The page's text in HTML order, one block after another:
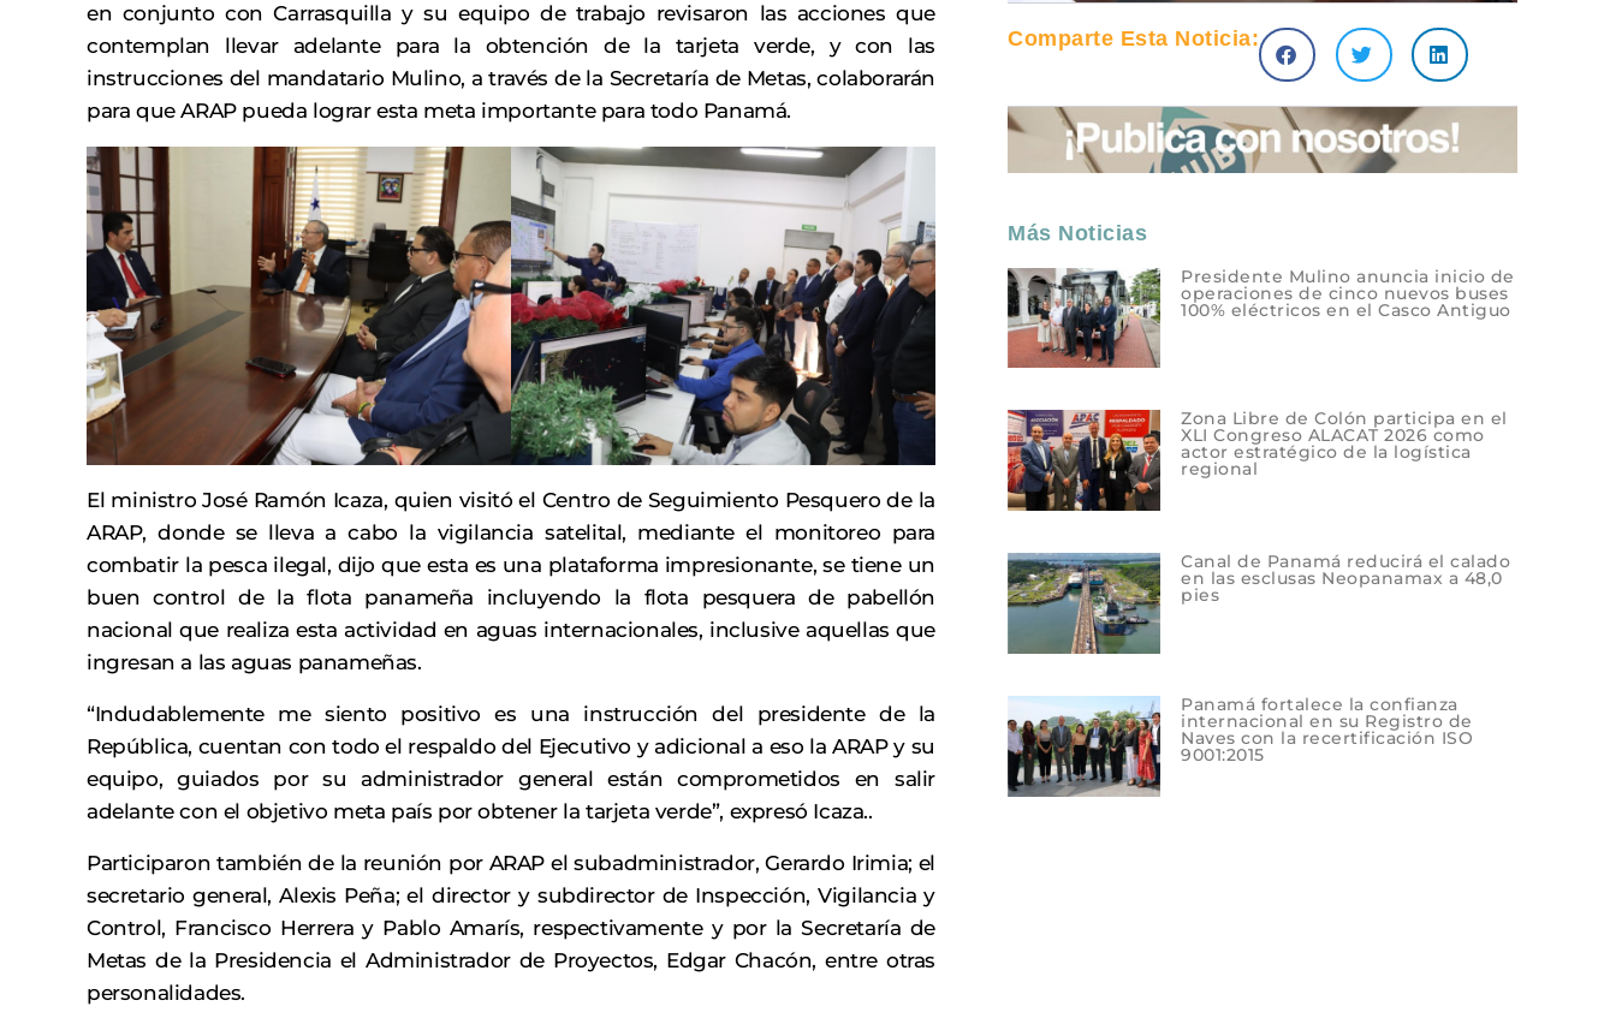
en conjunto con Carrasquilla y su equipo de trabajo revisaron las acciones que
contemplan llevar adelante para la obtención de la tarjeta verde, y con las
instrucciones del mandatario Mulino, a través de la Secretaría de Metas, colaborarán
para que ARAP pueda lograr esta meta importante para todo Panamá.
El ministro José Ramón Icaza, quien visitó el Centro de Seguimiento Pesquero de la
ARAP, donde se lleva a cabo la vigilancia satelital, mediante el monitoreo para
combatir la pesca ilegal, dijo que esta es una plataforma impresionante, se tiene un
buen control de la flota panameña incluyendo la flota pesquera de pabellón
nacional que realiza esta actividad en aguas internacionales, inclusive aquellas que
ingresan a las aguas panameñas.
“Indudablemente me siento positivo es una instrucción del presidente de la
República, cuentan con todo el respaldo del Ejecutivo y adicional a eso la ARAP y su
equipo, guiados por su administrador general están comprometidos en salir
adelante con el objetivo meta país por obtener la tarjeta verde”, expresó Icaza..
Participaron también de la reunión por ARAP el subadministrador, Gerardo Irimia; el
secretario general, Alexis Peña; el director y subdirector de Inspección, Vigilancia y
Control, Francisco Herrera y Pablo Amarís, respectivamente y por la Secretaría de
Metas de la Presidencia el Administrador de Proyectos, Edgar Chacón, entre otras
personalidades.
Comparte Esta Noticia:
Más Noticias
Presidente Mulino anuncia inicio de
operaciones de cinco nuevos buses
100% eléctricos en el Casco Antiguo
Zona Libre de Colón participa en el
XLI Congreso ALACAT 2026 como
actor estratégico de la logística
regional
Canal de Panamá reducirá el calado
en las esclusas Neopanamax a 48,0
pies
Panamá fortalece la confianza
internacional en su Registro de
Naves con la recertificación ISO
9001:2015